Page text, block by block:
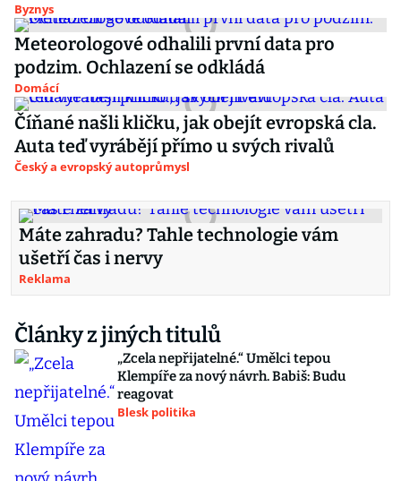
Byznys
Meteorologové odhalili první data pro
podzim. Ochlazení se odkládá
Domácí
Číňané našli kličku, jak obejít evropská cla.
Auta teď vyrábějí přímo u svých rivalů
Český a evropský autoprůmysl
Máte zahradu? Tahle technologie vám
ušetří čas i nervy
Reklama
Články z jiných titulů
„Zcela nepřijatelné.“ Umělci tepou
Klempíře za nový návrh. Babiš: Budu
reagovat
Blesk politika